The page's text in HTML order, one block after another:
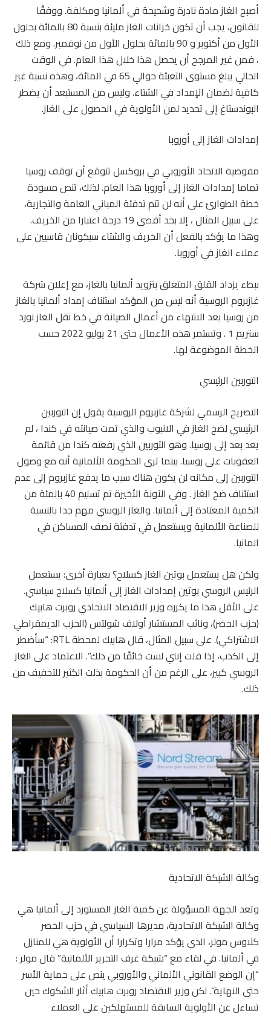
أصبح الغاز مادة نادرة وشحيحة في ألمانيا ومكلفة. ووفقًا
للقانون، يجب أن تكون خزانات الغاز مليئة بنسبة 80 بالمائة بحلول
الأول من أكتوبر و 90 بالمائة بحلول الأول من نوفمبر. ومع ذلك
، فمن غير المرجح أن يحصل هذا خلال هذا العام. في الوقت
الحالي يبلغ مستوى التعبئة حوالي 65 في المائة، وهذه نسبة غير
كافية لضمان الإمداد في الشتاء. وليس من المستبعد أن يضطر
البوندستاغ إلى تحديد لمن الأولوية في الحصول على الغاز.
إمدادات الغاز إلى أوروبا
مفوضية الاتحاد الأوروبي في بروكسل تتوقع أن توقف روسيا
تماما إمدادات الغاز إلى أوروبا هذا العام. لذلك، تنص مسودة
خطة الطوارئ على أنه لن تتم تدفئة المباني العامة والتجارية،
على سبيل المثال ، إلا بحد أقصى 19 درجة اعتبارا من الخريف.
وهذا ما يؤكد بالفعل أن الخريف والشتاء سيكونان قاسيين على
عملاء الغاز في أوروبا.
ببطء يزداد القلق المتعلق بتزويد ألمانيا بالغاز، مع إعلان شركة
غازبروم الروسية أنه ليس من المؤكد استئناف إمداد ألمانيا بالغاز
من روسيا بعد الانتهاء من أعمال الصيانة في خط نقل الغاز نورد
ستريم 1 . وتستمر هذه الأعمال حتى 21 يوليو 2022 حسب
الخطة الموضوعة لها.
التوربين الرئيسي
التصريح الرسمي لشركة غازبروم الروسية يقول إن التوربين
الرئيسي لضخ الغاز في الانبوب والذي تمت صيانته في كندا ، لم
يعد بعد إلى روسيا. وهو التوربين الذي رفعته كندا من قائمة
العقوبات على روسيا. بينما ترى الحكومة الألمانية أنه مع وصول
التوربين إلى مكانه لن يكون هناك سبب ما يدفع غازبروم إلى عدم
استئناف ضخ الغاز . وفي الآونة الأخيرة تم تسليم 40 بالمئة من
الكمية المعتادة إلى ألمانيا. والغاز الروسي مهم جدا بالنسبة
للصناعة الألمانية ويستعمل في تدفئة نصف المساكن في
المانيا.
ولكن هل يستعمل بوتين الغاز كسلاح؟ بعبارة أخرى: يستعمل
الرئيس الروسي بوتين إمدادات الغاز إلى ألمانيا كسلاح سياسي.
على الأقل هذا ما يكرره وزير الاقتصاد الاتحادي روبرت هابيك
(حزب الخضر)، ونائب المستشار أولاف شولتس (الحزب الديمقراطي
الاشتراكي). على سبيل المثال، قال هابيك لمحطة RTL: “سأضطر
إلى الكذب، إذا قلت إنني لست خائفًا من ذلك”. الاعتماد على الغاز
الروسي كبير، على الرغم من أن الحكومة بذلت الكثير للتخفيف من
ذلك.
وكالة الشبكة الاتحادية
وتعد الجهة المسؤولة عن كمية الغاز المستورد إلى ألمانيا هي
وكالة الشبكة الاتحادية، مديرها السياسي في حزب الخضر
كلاوس مولر، الذي يؤكد مرارا وتكرارا أن الأولوية هي للمنازل
في ألمانيا. في لقاء مع “شبكة غرف التحرير الألمانية” قال مولر :
“إن الوضع القانوني الألماني والأوروبي ينص على حماية الأسر
حتى النهاية”. لكن وزير الاقتصاد روبرت هابيك أثار الشكوك حين
تساءل عن الأولوية السابقة للمستهلكين على العملاء